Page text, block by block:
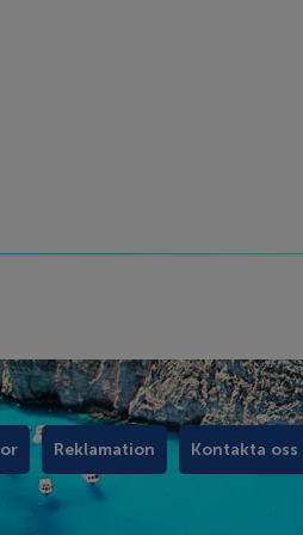
Reklamation Kontakta oss